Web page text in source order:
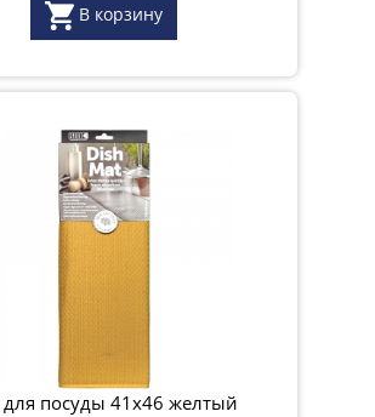
В корзину
посуды 41х46 желтый